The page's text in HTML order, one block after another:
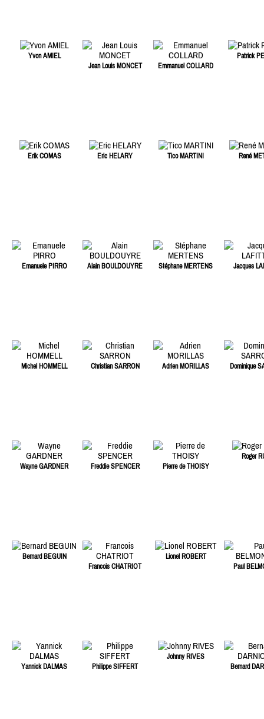
Yvon AMIEL
Jean Louis MONCET
Emmanuel COLLARD
Patrick
Erik COMAS Eric HELARY Tico MARTINI René
Emanuele PIRRO Alain BOULDOUYRE Stéphane MERTENS Jacques
Michel HOMMELL Christian SARRON Adrien MORILLAS Dominique
Wayne GARDNER Freddie SPENCER Pierre de THOISY
Roger
Bernard BEGUIN
Francois CHATRIOT
Lionel ROBERT
Paul
Yannick DALMAS Philippe SIFFERT
Johnny RIVES
Bernard